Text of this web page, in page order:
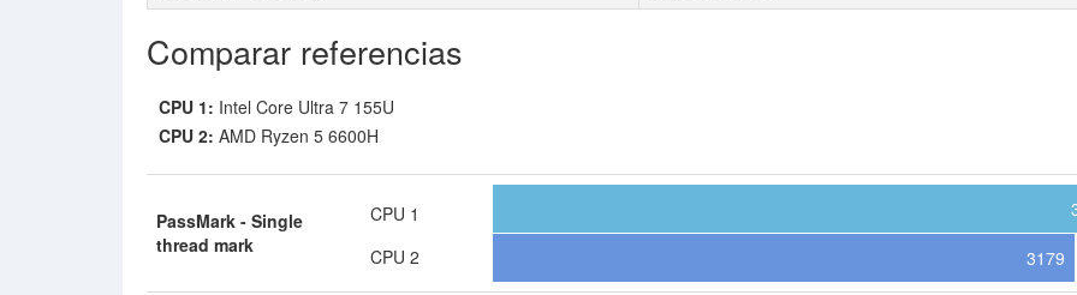
Comparar referencias
CPU 1: Intel Core Ultra 7 155U
CPU 2: AMD Ryzen 5 6600H
PassMark - Single
thread mark
CPU 1
CPU 2
3179